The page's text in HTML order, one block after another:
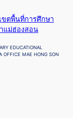
ขตพื้นที่การศึกษา
แม่ฮ่องสอน
EDUCATIONAL
OFFICE MAE HONG SON